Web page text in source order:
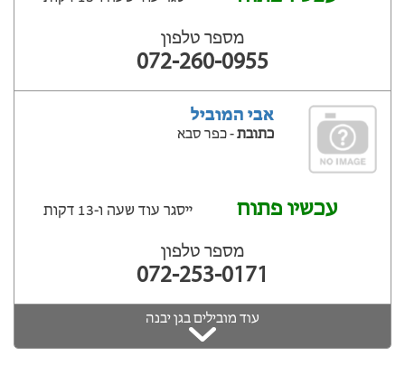
מספר טלפון
072-260-0955
אבי המוביל
כתובת- כפר סבא
עכשיו פתוח ייסגר עוד שעה ‫ו-13 דקות
מספר טלפון
072-253-0171
עוד מובילים בגן יבנה